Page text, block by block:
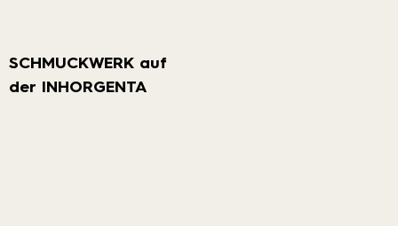
SCHMUCKWERK auf
der INHORGENTA